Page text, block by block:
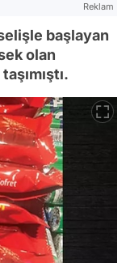
Reklam
başlayan
olan